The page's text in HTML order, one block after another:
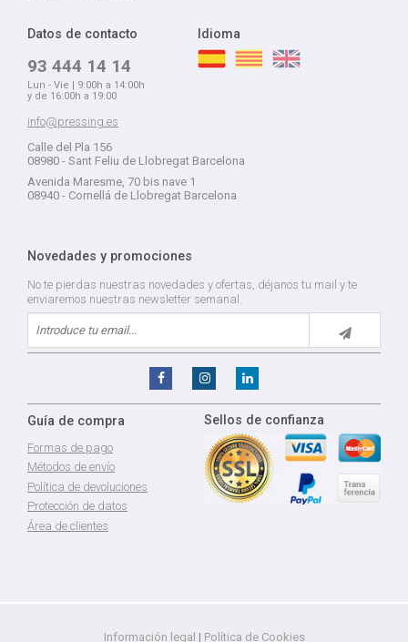
Datos de contacto
93 444 14 14
Lun - Vie | 9:00h a 14:00h
y de 16:00h a 19:00
info@pressing.es
Calle del Pla 156
08980 - Sant Feliu de Llobregat Barcelona
Avenida Maresme, 70 bis nave 1
08940 - Cornellá de Llobregat Barcelona
Idioma
Novedades y promociones
No te pierdas nuestras novedades y ofertas, déjanos tu mail y te
enviaremos nuestras newsletter semanal.
Guía de compra
Formas de pago
Métodos de envío
Política de devoluciones
Protección de datos
Área de clientes
Sellos de confianza
Información legal | Política de Cookies